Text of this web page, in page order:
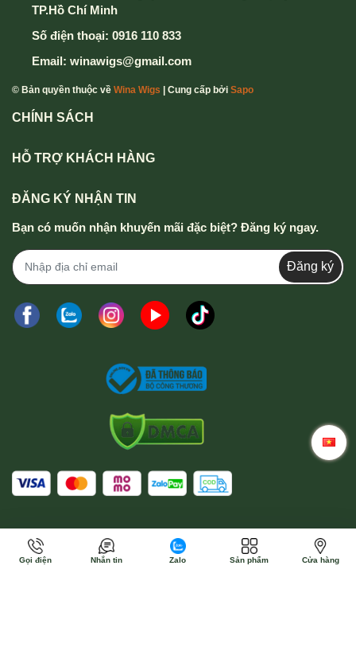
TP.Hồ Chí Minh
Số điện thoại: 0916 110 833
Email: winawigs@gmail.com
© Bản quyền thuộc về Wina Wigs | Cung cấp bởi Sapo
CHÍNH SÁCH
HỖ TRỢ KHÁCH HÀNG
ĐĂNG KÝ NHẬN TIN
Bạn có muốn nhận khuyến mãi đặc biệt? Đăng ký ngay.
Đăng ký
Gọi điện Nhắn tin Zalo Sản phẩm Cửa hàng